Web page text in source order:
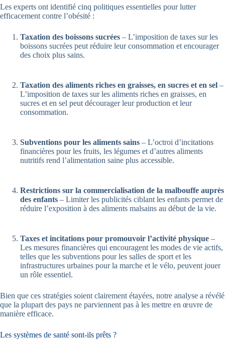
Les experts ont identifié cinq politiques essentielles pour lutter
efficacement contre l’obésité :
Taxation des boissons sucrées – L’imposition de taxes sur les
boissons sucrées peut réduire leur consommation et encourager
des choix plus sains.
Taxation des aliments riches en graisses, en sucres et en sel –
L’imposition de taxes sur les aliments riches en graisses, en
sucres et en sel peut décourager leur production et leur
consommation.
Subventions pour les aliments sains – L’octroi d’incitations
financières pour les fruits, les légumes et d’autres aliments
nutritifs rend l’alimentation saine plus accessible.
Restrictions sur la commercialisation de la malbouffe auprès
des enfants – Limiter les publicités ciblant les enfants permet de
réduire l’exposition à des aliments malsains au début de la vie.
Taxes et incitations pour promouvoir l’activité physique –
Les mesures financières qui encouragent les modes de vie actifs,
telles que les subventions pour les salles de sport et les
infrastructures urbaines pour la marche et le vélo, peuvent jouer
un rôle essentiel.
Bien que ces stratégies soient clairement étayées, notre analyse a révélé
que la plupart des pays ne parviennent pas à les mettre en œuvre de
manière efficace.
Les systèmes de santé sont-ils prêts ?